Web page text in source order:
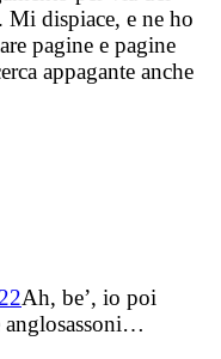
dispiace, e ne ho
pagine e pagine
appagante anche
Ah, be’, io poi
anglosassoni…